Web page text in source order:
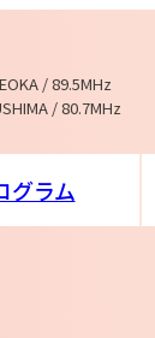
/ 89.5MHz
/ 80.7MHz
グラム